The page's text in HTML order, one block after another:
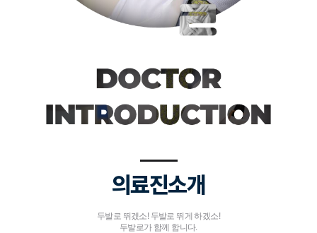
의료진소개
두발로 뛰겠소! 두발로 뛰게 하겠소!
두발로가 함께 합니다.